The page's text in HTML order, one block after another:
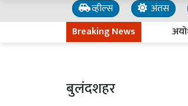
व्हील्स अंतस
Breaking Newsअयोध्या से
बुलंदशहर